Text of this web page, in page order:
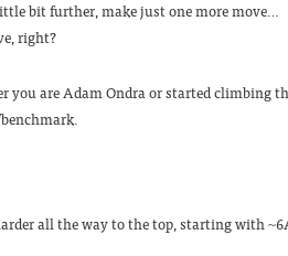
bit further, make just one more move…
right?
you are Adam Ondra or started climbing
all the way to the top, starting with